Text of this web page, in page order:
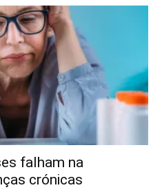
falham na
crónicas